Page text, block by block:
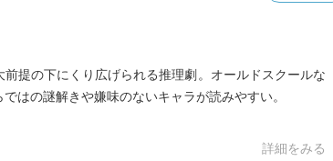
前提の下にくり広げられる推理劇。オールドスクールな
はの謎解きや嫌味のないキャラが読みやすい。
詳細をみる